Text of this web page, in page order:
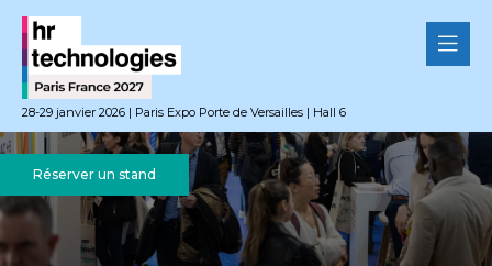
28-29 janvier 2026 | Paris Expo Porte de Versailles | Hall 6
Réserver un stand